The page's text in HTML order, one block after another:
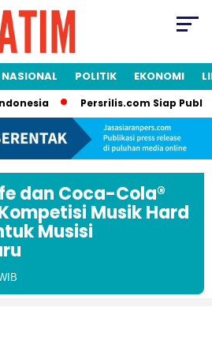
NASIONAL POLITIK EKONOMI
Persrilis.com Siap
dan Coca-Cola®
Musik Hard
Musisi